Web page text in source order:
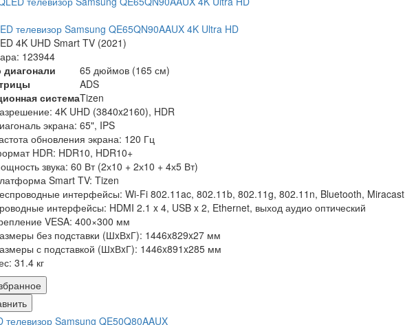
телевизор Samsung QE65QN90AAUX 4K Ultra HD
4K UHD Smart TV (2021)
123944
диагонали
65 дюймов (165 см)
ADS
системаTizen
4K UHD (3840x2160), HDR
экрана: 65", IPS
обновления экрана: 120 Гц
HDR: HDR10, HDR10+
звука: 60 Вт (2х10 + 2х10 + 4х5 Вт)
Smart TV: Tizen
интерфейсы: Wi-Fi 802.11ac, 802.11b, 802.11g, 802.11n, Bluetooth, Miracast
интерфейсы: HDMI 2.1 x 4, USB x 2, Ethernet, выход аудио оптический
VESA: 400×300 мм
без подставки (ШxВxГ): 1446x829x27 мм
с подставкой (ШxВxГ): 1446x891x285 мм
31.4 кг